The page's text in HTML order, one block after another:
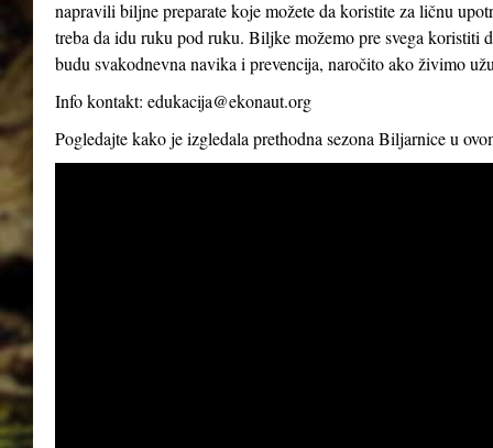
napravili biljne preparate koje možete da koristite za ličnu
treba da idu ruku pod ruku. Biljke možemo pre svega koristiti
budu svakodnevna navika i prevencija, naročito ako živimo
Info kontakt: edukacija@ekonaut.org
Pogledajte kako je izgledala prethodna sezona Biljarnice u